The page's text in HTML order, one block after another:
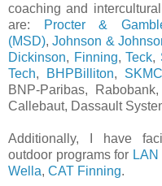
coaching and
are:
Procter &
(MSD),Johnson &
Dickinson, Finning, Teck,
Tech, BHPBilliton,
BNP-Paribas,
Callebaut, Dassault
Additionally, I have
outdoor programs for LAN
Wella, CAT Finning.